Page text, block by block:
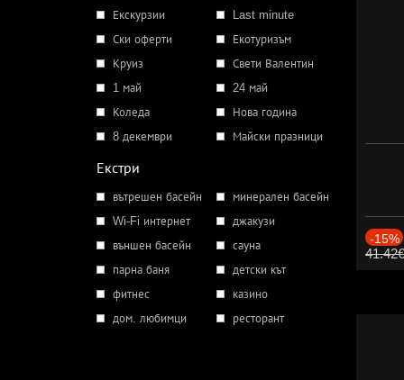
Екскурзии
Last minute
Ски оферти
Екотуризъм
Круиз
Свети Валентин
1 май
24 май
Коледа
Нова година
8 декември
Майски празници
Екстри
вътрешен басейн
минерален басейн
Wi-Fi интернет
джакузи
външен басейн
сауна
парна баня
детски кът
фитнес
казино
дом. любимци
ресторант
-15%
41.42€